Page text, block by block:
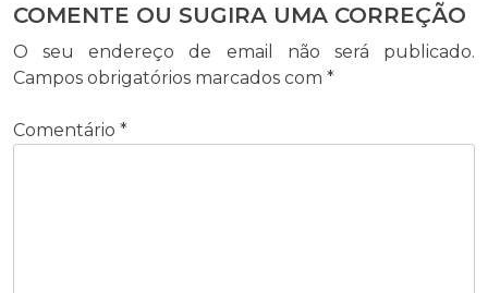
COMENTE OU SUGIRA UMA CORREÇÃO
O seu endereço de email não será publicado.
Campos obrigatórios marcados com *
Comentário *